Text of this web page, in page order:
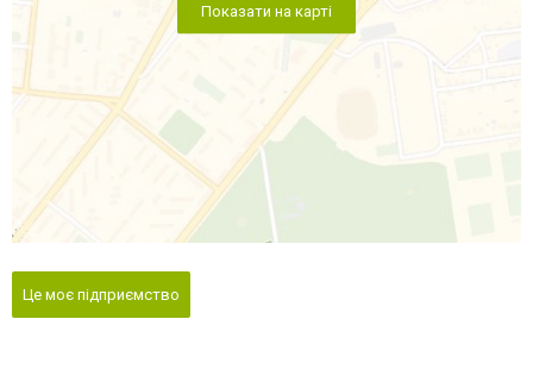
Показати на карті
Це моє підприємство